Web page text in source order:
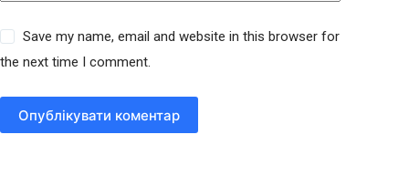
Save my name, email and website in this browser for
the next time I comment.
Опублікувати коментар